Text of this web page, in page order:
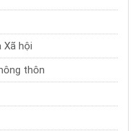
Xã hội
thôn